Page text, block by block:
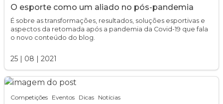
O esporte como um aliado no pós-pandemia
É sobre as transformações, resultados, soluções esportivas e
aspectos da retomada após a pandemia da Covid-19 que fala
o novo conteúdo do blog.
25 08 2021
Competições Eventos Dicas Notícias